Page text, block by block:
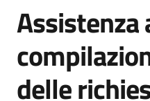
Assistenza
delle